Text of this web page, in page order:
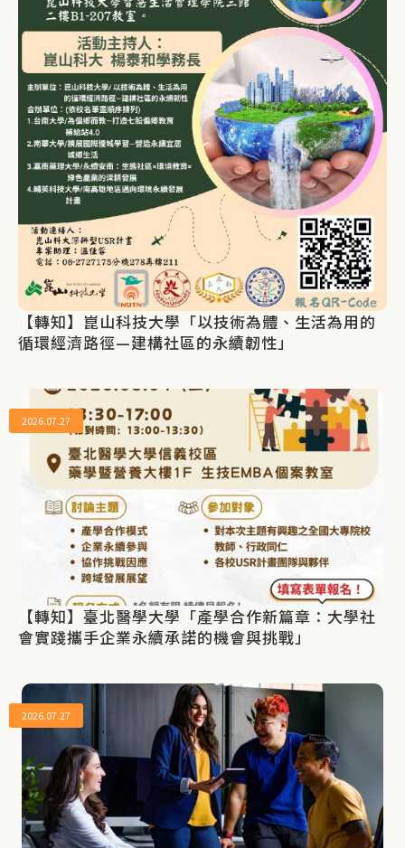
【轉知】崑山科技大學「以技術為體、生活為用的
循環經濟路徑—建構社區的永續韌性」
【轉知】臺北醫學大學「產學合作新篇章：大學社
會實踐攜手企業永續承諾的機會與挑戰」
2026.07.27
2026.07.27